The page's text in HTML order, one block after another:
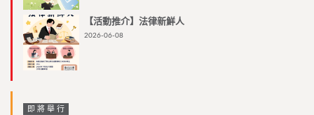
【活動推介】法律新鮮人
2026-06-08
即將舉行